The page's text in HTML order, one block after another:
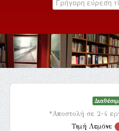
Κατάλογος
Εκδηλώσεις
Επικοινωνία
*Αποστολή σε 2-4
Τιμή Λεμόνι: